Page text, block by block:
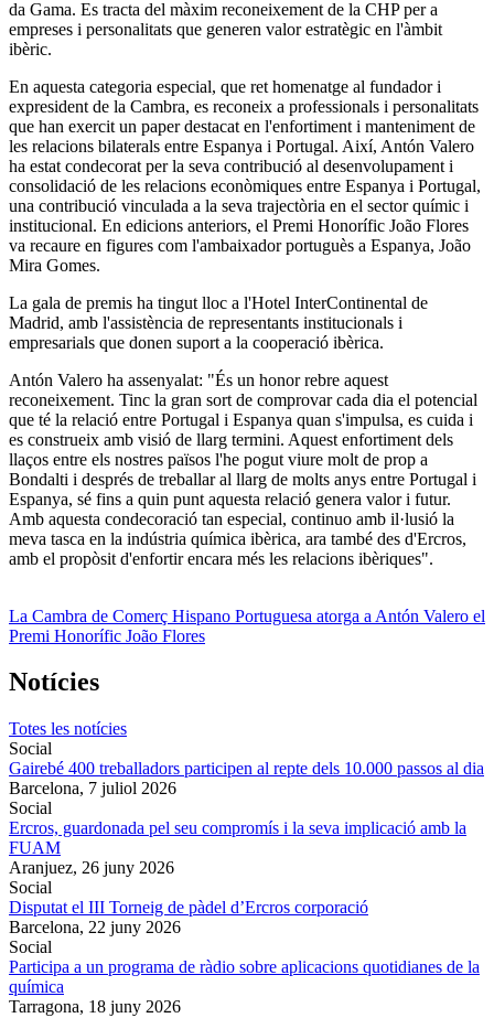
da Gama. Es tracta del màxim reconeixement de la CHP per a
empreses i personalitats que generen valor estratègic en l'àmbit
ibèric.
En aquesta categoria especial, que ret homenatge al fundador i
expresident de la Cambra, es reconeix a professionals i personalitats
que han exercit un paper destacat en l'enfortiment i manteniment de
les relacions bilaterals entre Espanya i Portugal. Així, Antón Valero
ha estat condecorat per la seva contribució al desenvolupament i
consolidació de les relacions econòmiques entre Espanya i Portugal,
una contribució vinculada a la seva trajectòria en el sector químic i
institucional. En edicions anteriors, el Premi Honorífic João Flores
va recaure en figures com l'ambaixador portuguès a Espanya, João
Mira Gomes.
La gala de premis ha tingut lloc a l'Hotel InterContinental de
Madrid, amb l'assistència de representants institucionals i
empresarials que donen suport a la cooperació ibèrica.
Antón Valero ha assenyalat: "És un honor rebre aquest
reconeixement. Tinc la gran sort de comprovar cada dia el potencial
que té la relació entre Portugal i Espanya quan s'impulsa, es cuida i
es construeix amb visió de llarg termini. Aquest enfortiment dels
llaços entre els nostres països l'he pogut viure molt de prop a
Bondalti i després de treballar al llarg de molts anys entre Portugal i
Espanya, sé fins a quin punt aquesta relació genera valor i futur.
Amb aquesta condecoració tan especial, continuo amb il·lusió la
meva tasca en la indústria química ibèrica, ara també des d'Ercros,
amb el propòsit d'enfortir encara més les relacions ibèriques".
La Cambra de Comerç Hispano Portuguesa atorga a Antón Valero el
Premi Honorífic João Flores
Notícies
Totes les notícies
Social
Gairebé 400 treballadors participen al repte dels 10.000 passos al dia
Barcelona, 7 juliol 2026
Social
Ercros, guardonada pel seu compromís i la seva implicació amb la
FUAM
Aranjuez, 26 juny 2026
Social
Disputat el III Torneig de pàdel d’Ercros corporació
Barcelona, 22 juny 2026
Social
Participa a un programa de ràdio sobre aplicacions quotidianes de la
química
Tarragona, 18 juny 2026